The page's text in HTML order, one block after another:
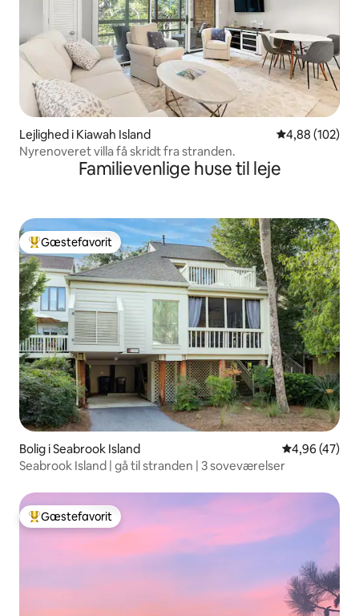
Lejlighed i Kiawah Island 4,88 ud af 5 i
4,88 (102)
Nyrenoveret villa få skridt fra stranden.
Familievenlige huse til leje
Bedste gæstefavorit
Gæstefavorit
Bolig i Seabrook Island 4,96 ud af 5 i
4,96 (47)
Seabrook Island | gå til stranden | 3 soveværelser
Bedste gæstefavorit
Gæstefavorit